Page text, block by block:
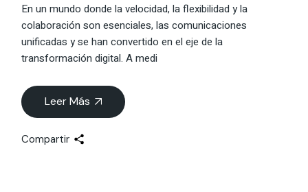
En un mundo donde la velocidad, la flexibilidad y la
colaboración son esenciales, las comunicaciones
unificadas y se han convertido en el eje de la
transformación digital. A medi
Leer Más
Compartir